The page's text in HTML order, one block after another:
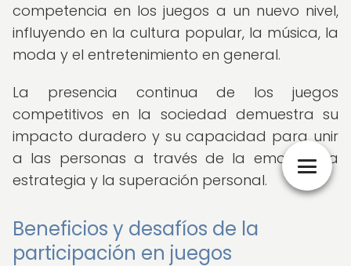
competencia en los juegos a un nuevo nivel,
influyendo en la cultura popular, la música, la
moda y el entretenimiento en general.
La presencia continua de los juegos
competitivos en la sociedad demuestra su
impacto duradero y su capacidad para unir
a las personas a través de la emoción, la
estrategia y la superación personal.
Beneficios y desafíos de la
participación en juegos